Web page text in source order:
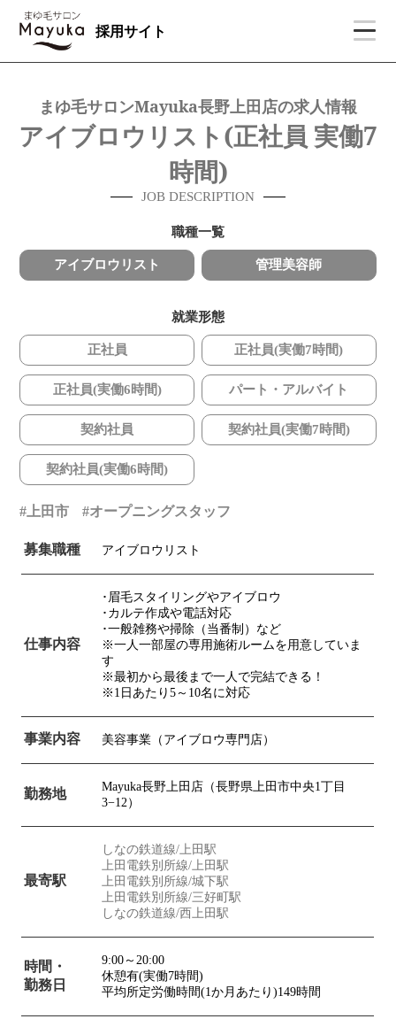
採用サイト
まゆ毛サロンMayuka長野上田店の求人情報
アイブロウリスト(正社員 実働7
時間)
JOB DESCRIPTION
職種一覧
アイブロウリスト 管理美容師
就業形態
正社員 正社員(実働7時間)
正社員(実働6時間) パート・アルバイト
契約社員 契約社員(実働7時間)
契約社員(実働6時間)
上田市 オープニングスタッフ
募集職種 アイブロウリスト
仕事内容
･眉毛スタイリングやアイブロウ
･カルテ作成や電話対応
･一般雑務や掃除（当番制）など
※一人一部屋の専用施術ルームを用意していま
す
※最初から最後まで一人で完結できる！
※1日あたり5～10名に対応
事業内容 美容事業（アイブロウ専門店）
勤務地
Mayuka長野上田店（長野県上田市中央1丁目
3−12）
最寄駅
しなの鉄道線/上田駅
上田電鉄別所線/上田駅
上田電鉄別所線/城下駅
上田電鉄別所線/三好町駅
しなの鉄道線/西上田駅
時間・
勤務日
9:00～20:00
休憩有(実働7時間)
平均所定労働時間(1か月あたり)149時間